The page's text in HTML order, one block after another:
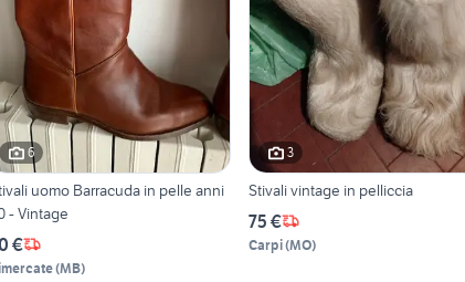
6
uomo Barracuda in pelle anni
- Vintage
€
(MB)
3
Stivali vintage in pelliccia
75 €
Carpi(MO)